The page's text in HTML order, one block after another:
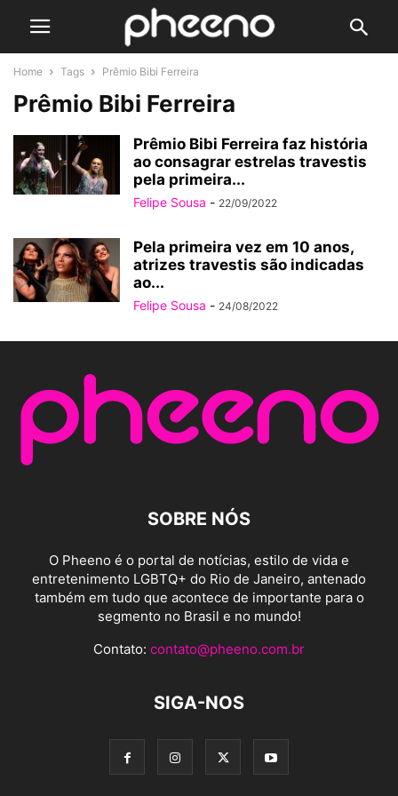
Home Tags Prêmio Bibi Ferreira
Prêmio Bibi Ferreira
Prêmio Bibi Ferreira faz história
ao consagrar estrelas travestis
pela primeira...
Felipe Sousa - 22/09/2022
Pela primeira vez em 10 anos,
atrizes travestis são indicadas
ao...
Felipe Sousa - 24/08/2022
SOBRE NÓS
O Pheeno é o portal de notícias, estilo de vida e
entretenimento LGBTQ+ do Rio de Janeiro, antenado
também em tudo que acontece de importante para o
segmento no Brasil e no mundo!
Contato: contato@pheeno.com.br
SIGA-NOS